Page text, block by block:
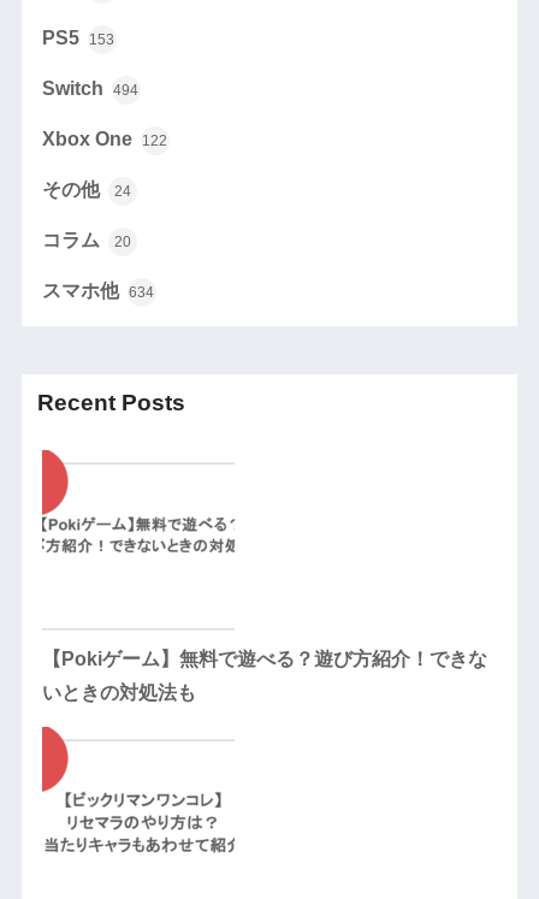
PS5 153
Switch 494
Xbox One 122
その他 24
コラム 20
スマホ他 634
Recent Posts
【Pokiゲーム】無料で遊べる？遊び方紹介！できな
いときの対処法も